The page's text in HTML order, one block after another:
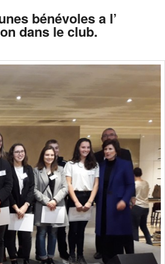
bénévoles a l’
dans le club.